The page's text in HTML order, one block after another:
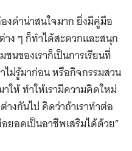
งดำน่าสนใจมาก ยิ่งมีคู่มือ
าง ๆ ก็ทำได้สะดวกและสนุก
นของเราก็เป็นการเรียนที่
ไม่รู้มาก่อน หรือกิจกรรมสวน
ห้ ทำให้เรามีความคิดใหม่
งกันไป คิดว่าถ้าเราทำต่อ
ยอดเป็นอาชีพเสริมได้ด้วย”